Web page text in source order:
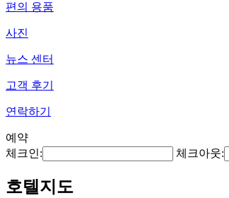
편의 용품
사진
뉴스 센터
고객 후기
연락하기
예약
체크인:
체크아웃:
호텔지도